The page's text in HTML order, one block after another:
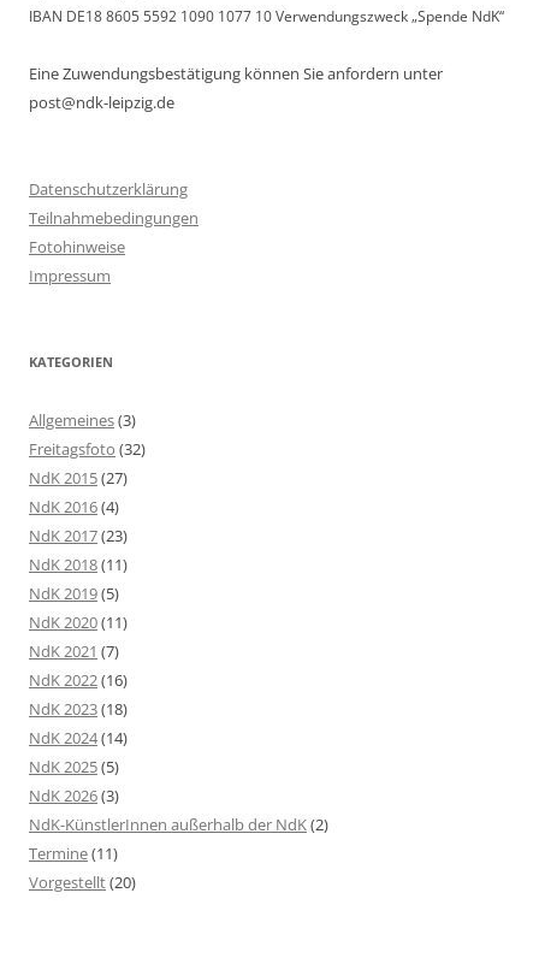
IBAN DE18 8605 5592 1090 1077 10 Verwendungszweck „Spende NdK“
Eine Zuwendungsbestätigung können Sie anfordern unter
post@ndk-leipzig.de
Datenschutzerklärung
Teilnahmebedingungen
Fotohinweise
Impressum
KATEGORIEN
Allgemeines(3)
Freitagsfoto (32)
NdK 2015(27)
NdK 2016(4)
NdK 2017(23)
NdK 2018(11)
NdK 2019(5)
NdK 2020(11)
NdK 2021 (7)
NdK 2022(16)
NdK 2023(18)
NdK 2024(14)
NdK 2025(5)
NdK 2026(3)
NdK-KünstlerInnen außerhalb der NdK(2)
Termine(11)
Vorgestellt(20)